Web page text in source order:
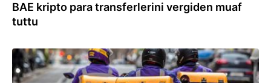
BAE kripto para transferlerini vergiden muaf
tuttu
27.09.2024